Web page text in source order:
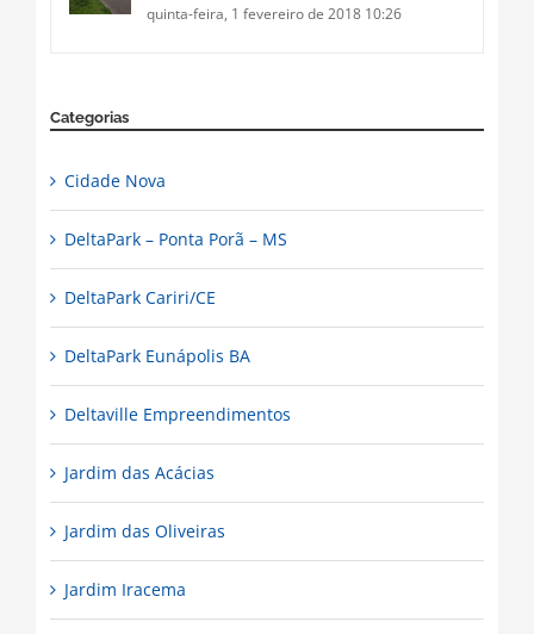
quinta-feira, 1 fevereiro de 2018 10:26
Categorias
Cidade Nova
DeltaPark – Ponta Porã – MS
DeltaPark Cariri/CE
DeltaPark Eunápolis BA
Deltaville Empreendimentos
Jardim das Acácias
Jardim das Oliveiras
Jardim Iracema